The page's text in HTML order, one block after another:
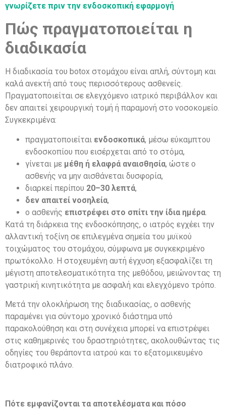
γνωρίζετε πριν την ενδοσκοπική εφαρμογή
Πώς πραγματοποιείται η
διαδικασία
Η διαδικασία του botox στομάχου είναι απλή, σύντομη και
καλά ανεκτή από τους περισσότερους ασθενείς.
Πραγματοποιείται σε ελεγχόμενο ιατρικό περιβάλλον και
δεν απαιτεί χειρουργική τομή ή παραμονή στο νοσοκομείο.
Συγκεκριμένα:
πραγματοποιείται ενδοσκοπικά, μέσω εύκαμπτου
ενδοσκοπίου που εισέρχεται από το στόμα,
γίνεται με μέθη ή ελαφρά αναισθησία, ώστε ο
ασθενής να μην αισθάνεται δυσφορία,
διαρκεί περίπου 20–30 λεπτά,
δεν απαιτεί νοσηλεία,
ο ασθενής επιστρέφει στο σπίτι την ίδια ημέρα
Κατά τη διάρκεια της ενδοσκόπησης, ο ιατρός εγχέει την
αλλαντική τοξίνη σε επιλεγμένα σημεία του μυϊκού
τοιχώματος του στομάχου, σύμφωνα με συγκεκριμένο
πρωτόκολλο. Η στοχευμένη αυτή έγχυση εξασφαλίζει τη
μέγιστη αποτελεσματικότητα της μεθόδου, μειώνοντας τη
γαστρική κινητικότητα με ασφαλή και ελεγχόμενο τρόπο.
Μετά την ολοκλήρωση της διαδικασίας, ο ασθενής
παραμένει για σύντομο χρονικό διάστημα υπό
παρακολούθηση και στη συνέχεια μπορεί να επιστρέψει
στις καθημερινές του δραστηριότητες, ακολουθώντας τις
οδηγίες του θεράποντα ιατρού και το εξατομικευμένο
διατροφικό πλάνο.
Πότε εμφανίζονται τα αποτελέσματα και πόσο